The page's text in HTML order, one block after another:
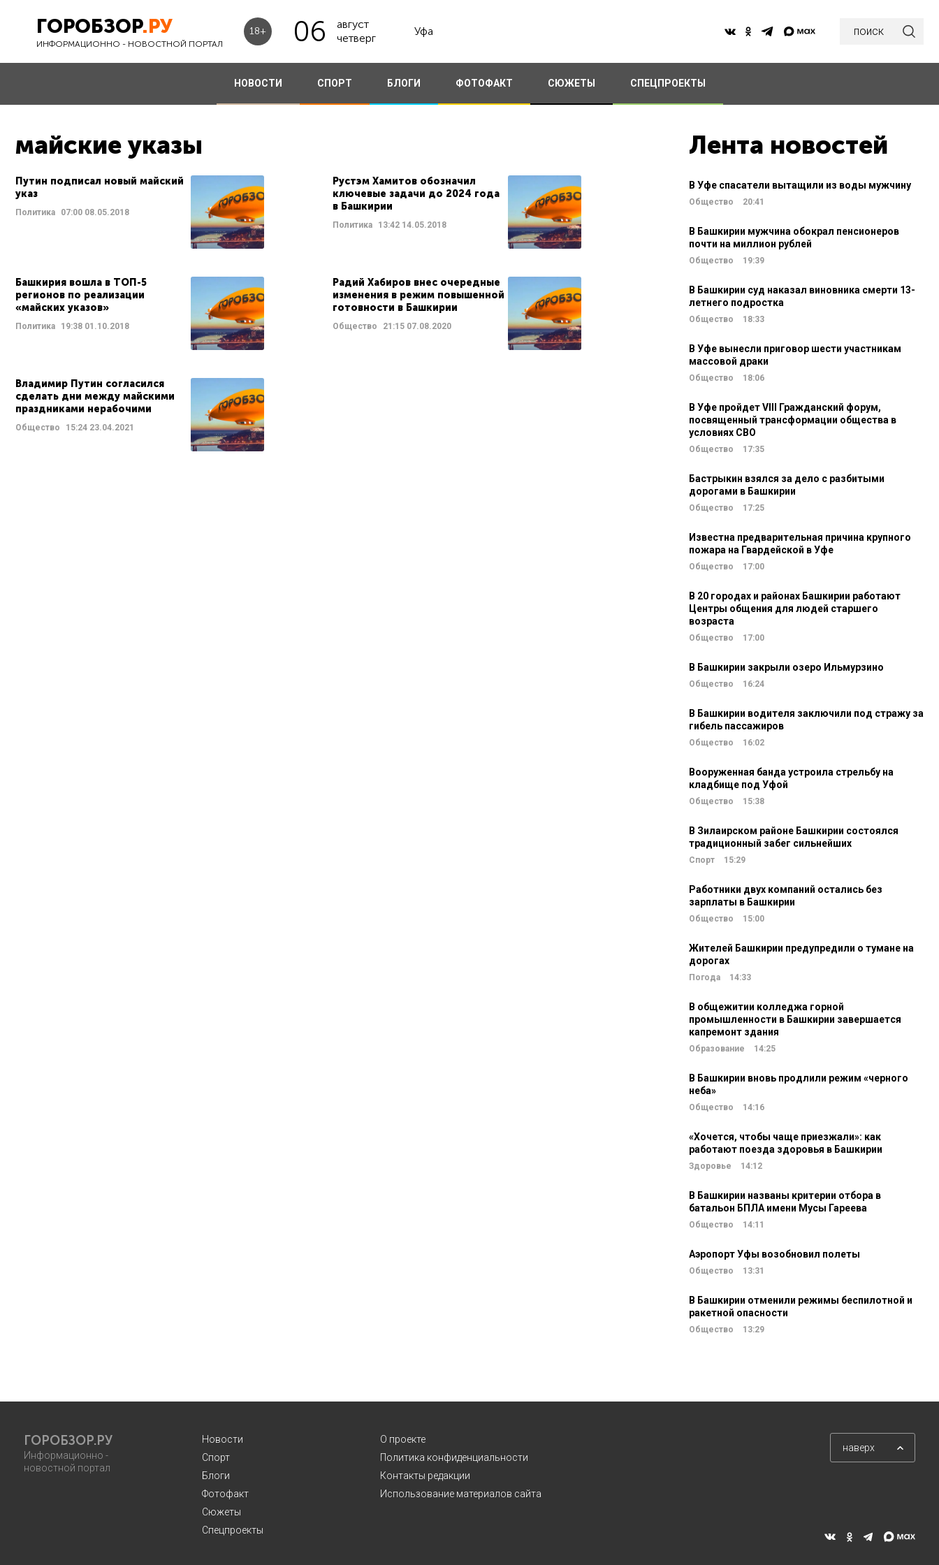
ГОРОБЗОР.РУ
ИНФОРМАЦИОННО - НОВОСТНОЙ ПОРТАЛ
18+ 06
август
четверг
Уфа поиск
НОВОСТИ СПОРТ БЛОГИ ФОТОФАКТ СЮЖЕТЫ СПЕЦПРОЕКТЫ
майские указы
Путин подписал новый майский
указ
Политика 07:00 08.05.2018
Рустэм Хамитов обозначил
ключевые задачи до 2024 года
в Башкирии
Политика 13:4214.05.2018
Башкирия вошла в ТОП-5
регионов по реализации
«майских указов»
Политика 19:38 01.10.2018
Радий Хабиров внес очередные
изменения в режим повышенной
готовности в Башкирии
Общество 21:1507.08.2020
Владимир Путин согласился
сделать дни между майскими
праздниками нерабочими
Общество 15:24 23.04.2021
Лента новостей
В Уфе спасатели вытащили из воды мужчину
Общество 20:41
В Башкирии мужчина обокрал пенсионеров
почти на миллион рублей
Общество 19:39
В Башкирии суд наказал виновника смерти 13-
летнего подростка
Общество 18:33
В Уфе вынесли приговор шести участникам
массовой драки
Общество 18:06
В Уфе пройдет VIII Гражданский форум,
посвященный трансформации общества в
условиях СВО
Общество 17:35
Бастрыкин взялся за дело с разбитыми
дорогами в Башкирии
Общество 17:25
Известна предварительная причина крупного
пожара на Гвардейской в Уфе
Общество 17:00
В 20 городах и районах Башкирии работают
Центры общения для людей старшего
возраста
Общество 17:00
В Башкирии закрыли озеро Ильмурзино
Общество 16:24
В Башкирии водителя заключили под стражу за
гибель пассажиров
Общество 16:02
Вооруженная банда устроила стрельбу на
кладбище под Уфой
Общество 15:38
В Зилаирском районе Башкирии состоялся
традиционный забег сильнейших
Спорт 15:29
Работники двух компаний остались без
зарплаты в Башкирии
Общество 15:00
Жителей Башкирии предупредили о тумане на
дорогах
Погода 14:33
В общежитии колледжа горной
промышленности в Башкирии завершается
капремонт здания
Образование 14:25
В Башкирии вновь продлили режим «черного
неба»
Общество 14:16
«Хочется, чтобы чаще приезжали»: как
работают поезда здоровья в Башкирии
Здоровье 14:12
В Башкирии названы критерии отбора в
батальон БПЛА имени Мусы Гареева
Общество 14:11
Аэропорт Уфы возобновил полеты
Общество 13:31
В Башкирии отменили режимы беспилотной и
ракетной опасности
Общество 13:29
ГОРОБЗОР.РУ
Информационно -
новостной портал
Новости
Спорт
Блоги
Фотофакт
Сюжеты
Спецпроекты
О проекте
Политика конфиденциальности
Контакты редакции
Использование материалов сайта
наверх